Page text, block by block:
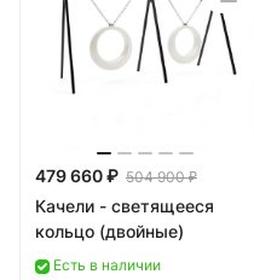
479 660 ₽ 504 900 ₽
Качели - светящееся
кольцо (двойные)
Есть в наличии